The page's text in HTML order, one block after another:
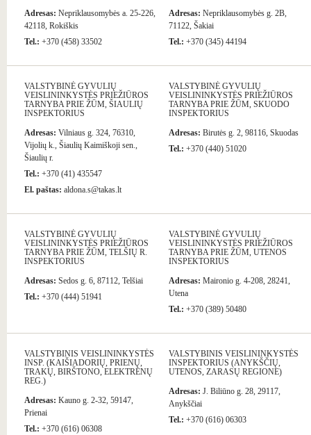
Adresas: Nepriklausomybės a. 25-226,
42118, Rokiškis
Tel.: +370 (458) 33502
Adresas: Nepriklausomybės g. 2B,
71122, Šakiai
Tel.: +370 (345) 44194
VALSTYBINĖ GYVULIŲ
VEISLININKYSTĖS PRIEŽIŪROS
TARNYBA PRIE ŽŪM, ŠIAULIŲ
INSPEKTORIUS
Adresas: Vilniaus g. 324, 76310,
Vijolių k., Šiaulių Kaimiškoji sen.,
Šiaulių r.
Tel.: +370 (41) 435547
El. paštas: aldona.s@takas.lt
VALSTYBINĖ GYVULIŲ
VEISLININKYSTĖS PRIEŽIŪROS
TARNYBA PRIE ŽŪM, SKUODO
INSPEKTORIUS
Adresas: Birutės g. 2, 98116, Skuodas
Tel.: +370 (440) 51020
VALSTYBINĖ GYVULIŲ
VEISLININKYSTĖS PRIEŽIŪROS
TARNYBA PRIE ŽŪM, TELŠIŲ R.
INSPEKTORIUS
Adresas: Sedos g. 6, 87112, Telšiai
Tel.: +370 (444) 51941
VALSTYBINĖ GYVULIŲ
VEISLININKYSTĖS PRIEŽIŪROS
TARNYBA PRIE ŽŪM, UTENOS
INSPEKTORIUS
Adresas: Maironio g. 4-208, 28241,
Utena
Tel.: +370 (389) 50480
VALSTYBINIS VEISLININKYSTĖS
INSP. (KAIŠIADORIŲ, PRIENŲ,
TRAKŲ, BIRŠTONO, ELEKTRĖNŲ
REG.)
Adresas: Kauno g. 2-32, 59147,
Prienai
Tel.: +370 (616) 06308
VALSTYBINIS VEISLININKYSTĖS
INSPEKTORIUS (ANYKŠČIŲ,
UTENOS, ZARASŲ REGIONE)
Adresas: J. Biliūno g. 28, 29117,
Anykščiai
Tel.: +370 (616) 06303